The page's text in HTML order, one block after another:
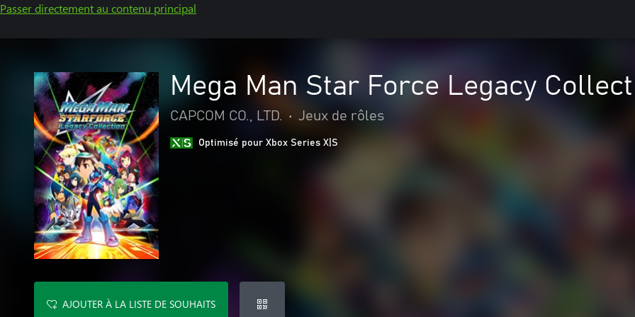
Passer directement au contenu principal
Mega Man Star Force Legacy
CAPCOM CO., LTD. • Jeux de rôles
Optimisé pour Xbox Series X|S
AJOUTER À LA LISTE DE SOUHAITS